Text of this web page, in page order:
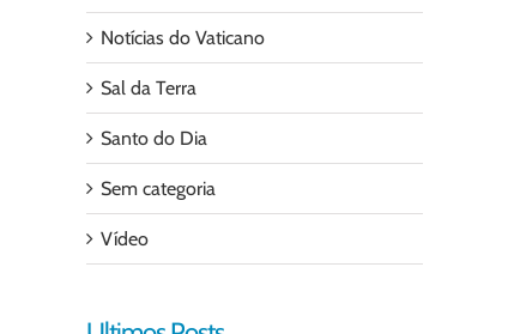
Notícias do Vaticano
Sal da Terra
Santo do Dia
Sem categoria
Vídeo